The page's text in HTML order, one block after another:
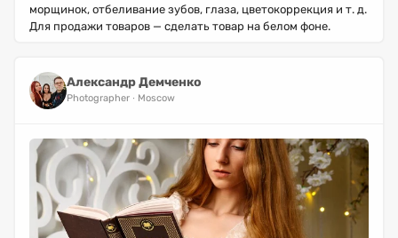
морщинок, отбеливание зубов, глаза, цветокоррекция и т. д.
Для продажи товаров — сделать товар на белом фоне.
Александр Демченко
Photographer Moscow